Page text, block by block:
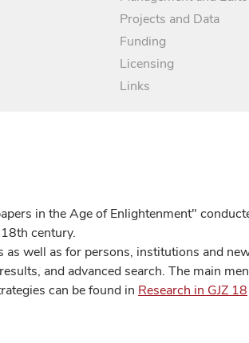
Projects and Data
Funding
Licensing
Links
in the Age of Enlightenment"
century.
well as for persons, institutions and
and advanced search. The main
can be found in Research in GJZ 18